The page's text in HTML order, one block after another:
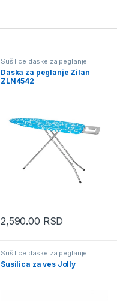
Sušilice daske za peglanje
Daska za peglanje Zilan
ZLN4542
2,590.00 RSD
Sušilice daske za peglanje
Susilica za ves Jolly